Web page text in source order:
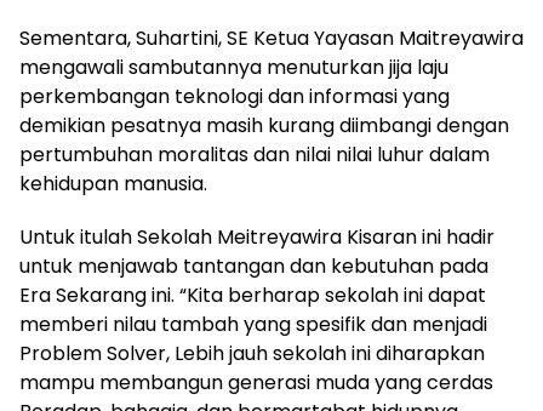
Sementara, Suhartini, SE Ketua Yayasan Maitreyawira
mengawali sambutannya menuturkan jija laju
perkembangan teknologi dan informasi yang
demikian pesatnya masih kurang diimbangi dengan
pertumbuhan moralitas dan nilai nilai luhur dalam
kehidupan manusia.
Untuk itulah Sekolah Meitreyawira Kisaran ini hadir
untuk menjawab tantangan dan kebutuhan pada
Era Sekarang ini. “Kita berharap sekolah ini dapat
memberi nilau tambah yang spesifik dan menjadi
Problem Solver, Lebih jauh sekolah ini diharapkan
mampu membangun generasi muda yang cerdas